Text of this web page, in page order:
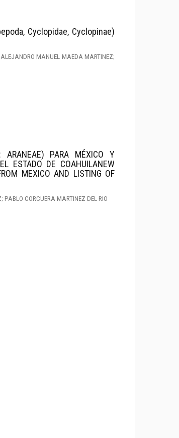
Cyclopidae, Cyclopinae)
MANUEL MAEDA MARTINEZ;
ARANEAE) PARA MÉXICO Y
ESTADO DE COAHUILANEW
MEXICO AND LISTING OF
CORCUERA MARTINEZ DEL RIO